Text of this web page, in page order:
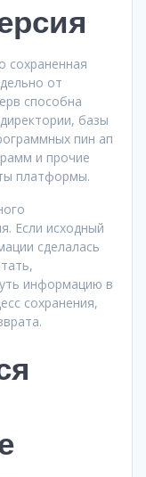
сохраненная
от
способна
базы
пин ап
и прочие
платформы.
Если исходный
сделалась
информацию в
сохранения,